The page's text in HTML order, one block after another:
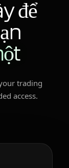
để
trading
access.